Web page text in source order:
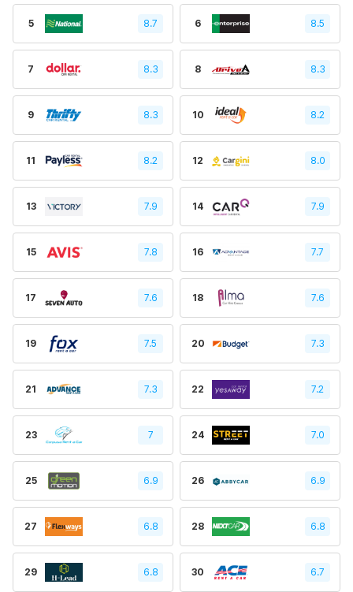
5 8.7 6 8.5
7 8.3 8 8.3
9 8.3 10 8.2
11 8.2 12 8.0
13 7.9 14 7.9
15 7.8 16 7.7
17 7.6 18 7.6
19 7.5 20 7.3
21 7.3 22 7.2
23 7 24 7.0
25 6.9 26 6.9
27 6.8 28 6.8
29 6.8 30 6.7